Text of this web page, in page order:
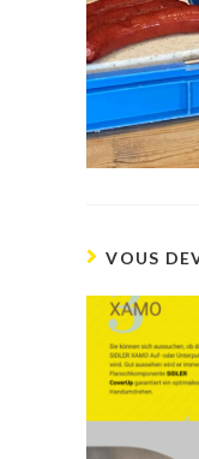
VOUS